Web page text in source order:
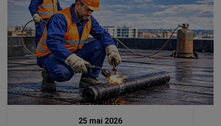
Actualitate
25 mai 2026